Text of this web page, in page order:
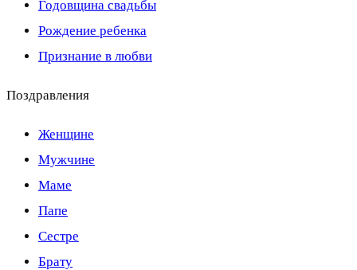
Годовщина свадьбы
Рождение ребенка
Признание в любви
Поздравления
Женщине
Мужчине
Маме
Папе
Сестре
Брату